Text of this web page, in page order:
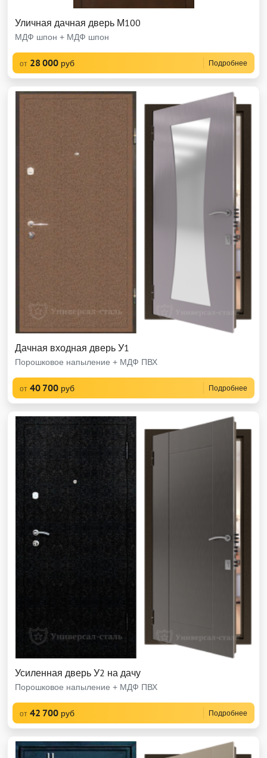
Уличная дачная дверь М100
МДФ шпон + МДФ шпон
от 28 000 руб Подробнее
Дачная входная дверь У1
Порошковое напыление + МДФ ПВХ
от 40 700 руб Подробнее
Усиленная дверь У2 на дачу
Порошковое напыление + МДФ ПВХ
от 42 700 руб Подробнее